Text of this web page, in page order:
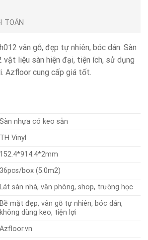
TOÁN
vân gỗ, đẹp tự nhiên, bóc dán. Sàn
vật liệu sàn hiện đại, tiện ích, sử dụng
Azfloor cung cấp giá tốt.
Sàn nhựa có keo sẵn
TH Vinyl
152.4*914.4*2mm
36pcs/box (5.0m2)
Lát sàn nhà, văn phòng, shop, trường học
Bề mặt đẹp, vân gỗ tự nhiên, bóc dán,
không dùng keo, tiện lợi
Azfloor.vn